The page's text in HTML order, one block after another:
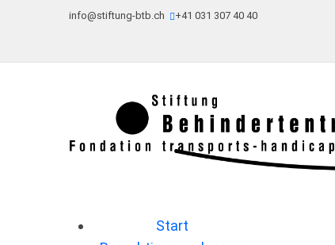
info@stiftung-btb.ch +41 031 307 40 40
Start